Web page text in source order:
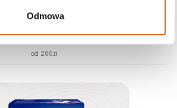
Odmowa
Darmowa dostawa
od 200zł